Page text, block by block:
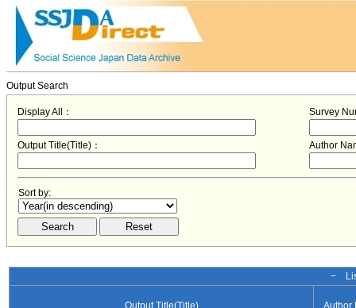
Output Search
Display All： Survey
Output Title(Title)： Author
Sort by:
−
Output Title(Title) Author